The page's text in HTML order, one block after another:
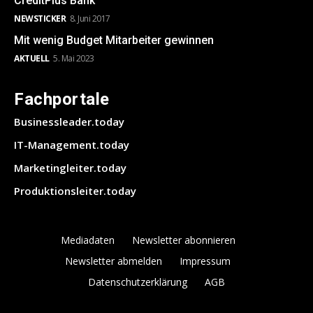
NEWSTICKER 8. Juni 2017
Mit wenig Budget Mitarbeiter gewinnen
AKTUELL 5. Mai 2023
Fachportale
Businessleader.today
IT-Management.today
Marketingleiter.today
Produktionsleiter.today
Mediadaten
Newsletter abonnieren
Newsletter abmelden
Impressum
Datenschutzerklärung
AGB